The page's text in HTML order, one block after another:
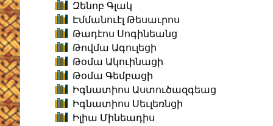
Զենոբ Գլակ
Էմմանուէլ Թեսաւրոս
Թադէոս Սոգինեանց
Թովմա Ագուլեցի
Թօմա Ակուինացի
Թօմա Գեմբացի
Իգնատիոս Աստուծազգեաց
Իգնատիոս Սեւլեռնցի
Իլիա Մինեադիս